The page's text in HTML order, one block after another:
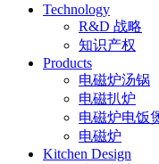
Technology
R&D 战略
知识产权
Products
电磁炉汤锅
电磁扒炉
电磁炉电饭
电磁炉
Kitchen Design